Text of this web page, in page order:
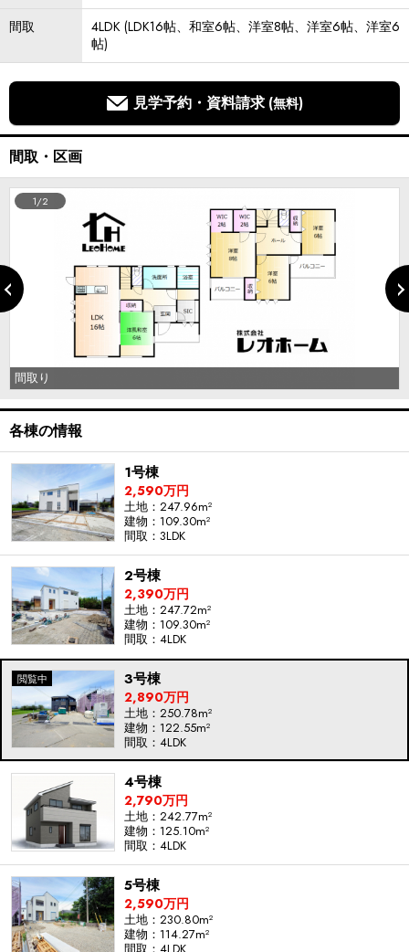
間取
4LDK (LDK16帖、和室6帖、洋室8帖、洋室6帖、洋室6
帖)
見学予約・資料請求 (無料)
間取・区画
間取り
1/2
各棟の情報
1号棟
2,590万円
土地：247.96m²
建物：109.30m²
間取：3LDK
2号棟
2,390万円
土地：247.72m²
建物：109.30m²
間取：4LDK
3号棟
2,890万円
土地：250.78m²
建物：122.55m²
間取：4LDK
4号棟
2,790万円
土地：242.77m²
建物：125.10m²
間取：4LDK
5号棟
2,590万円
土地：230.80m²
建物：114.27m²